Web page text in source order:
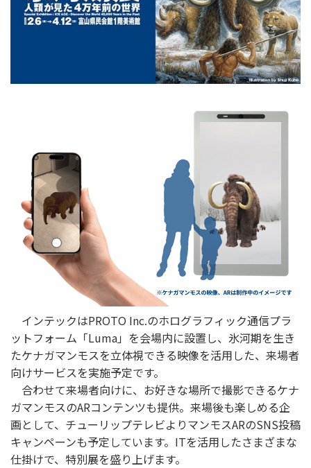
インテックはPROTO Inc.のホログラフィック通信プラ
ットフォーム「Luma」を会場内に設置し、氷河期を生き
たケナガマンモスを立体視できる映像を活用した、来場者
向けサービスを実施予定です。
合わせて来場者向けに、お好きな場所で撮影できるケナ
ガマンモスのARコンテンツも提供。来場後も楽しめる企
画として、チューリップテレビよりマンモスARのSNS投稿
キャンペーンも予定しています。ITを活用したさまざまな
仕掛けで、特別展を盛り上げます。